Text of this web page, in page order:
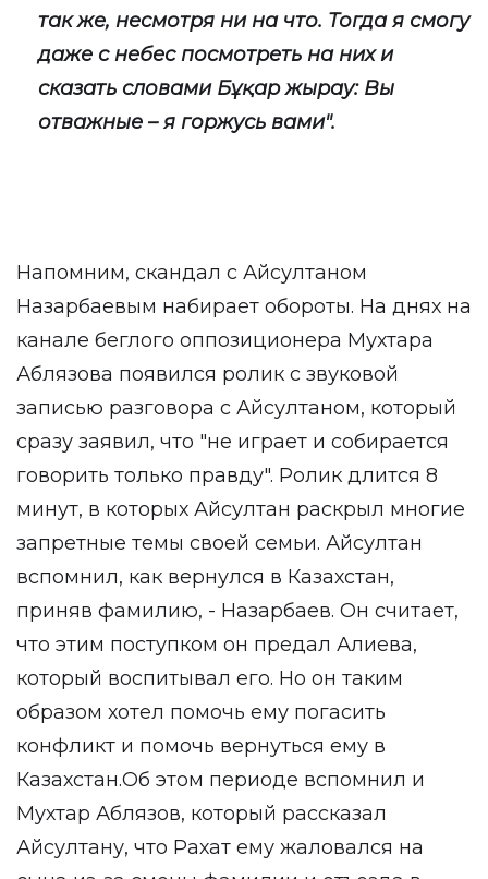
так же, несмотря ни на что. Тогда я смогу
даже с небес посмотреть на них и
сказать словами Бұқар жырау: Вы
отважные – я горжусь вами".
Напомним, скандал с Айсултаном
Назарбаевым набирает обороты. На днях на
канале беглого оппозиционера Мухтара
Аблязова появился ролик с звуковой
записью разговора с Айсултаном, который
сразу заявил, что "не играет и собирается
говорить только правду". Ролик длится 8
минут, в которых Айсултан раскрыл многие
запретные темы своей семьи. Айсултан
вспомнил, как вернулся в Казахстан,
приняв фамилию, - Назарбаев. Он считает,
что этим поступком он предал Алиева,
который воспитывал его. Но он таким
образом хотел помочь ему погасить
конфликт и помочь вернуться ему в
Казахстан.Об этом периоде вспомнил и
Мухтар Аблязов, который рассказал
Айсултану, что Рахат ему жаловался на